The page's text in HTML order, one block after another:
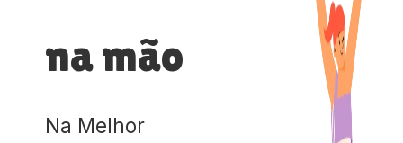
na mão
Na Melhor